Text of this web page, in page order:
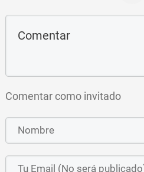
Comentar como invitado